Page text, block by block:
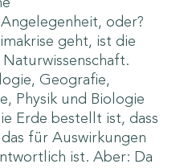
oder?
geht, ist die
Geografie,
Physik und Biologie
Erde bestellt ist, dass
für Auswirkungen
ist. Aber: Da